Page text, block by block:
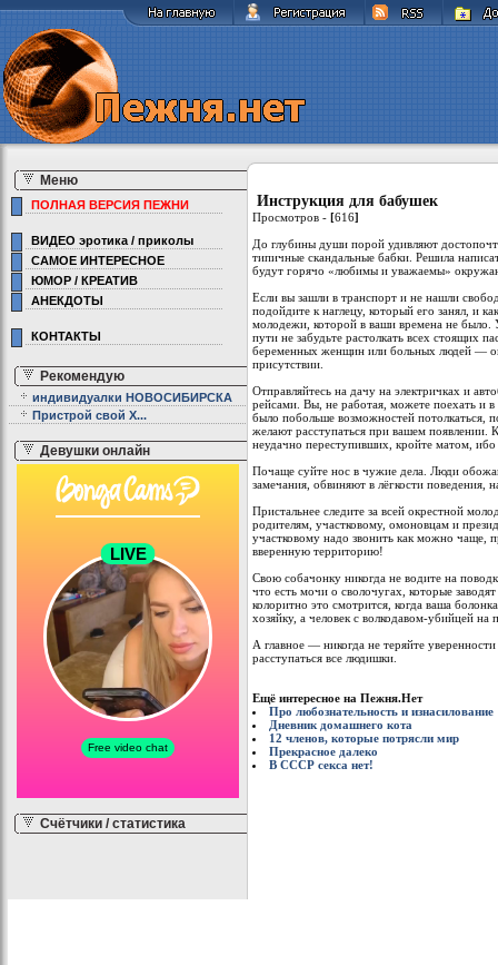
Меню
ПОЛНАЯ ВЕРСИЯ ПЕЖНИ
ВИДЕО эротика / приколы
САМОЕ ИНТЕРЕСНОЕ
ЮМОР / КРЕАТИВ
АНЕКДОТЫ
КОНТАКТЫ
Рекомендую
индивидуалки НОВОСИБИРСКА
Пристрой свой Х...
Девушки онлайн
Счётчики / статистика
Инструкция для бабушек
Просмотров - [616]
До глубины души порой удивляют
типичные скандальные бабки. Решила
будут горячо «любимы и уважаемы»
Если вы зашли в транспорт и не нашли
подойдите к наглецу, который его занял, и
молодежи, которой в ваши времена не было.
пути не забудьте растолкать всех стоящих
беременных женщин или больных людей —
присутствии.
Отправляйтесь на дачу на электричках и
рейсами. Вы, не работая, можете поехать и
было побольше возможностей потолкаться,
желают расступаться при вашем появлении.
неудачно переступивших, кройте матом,
Почаще суйте нос в чужие дела. Люди
замечания, обвиняют в лёгкости поведения,
Пристальнее следите за всей окрестной
родителям, участковому, омоновцам и
участковому надо звонить как можно
вверенную территорию!
Свою собачонку никогда не водите на
что есть мочи о сволочугах, которые
колоритно это смотрится, когда ваша
хозяйку, а человек с волкодавом-убийцей на
А главное — никогда не теряйте
расступаться все людишки.
Ещё интересное на Пежня.Нет
Про любознательность и изнасилование
Дневник домашнего кота
12 членов, которые потрясли мир
Прекрасное далеко
В СССР секса нет!